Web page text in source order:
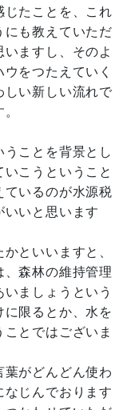
じたことを、これ
にも教えていただ
ますし、そのよ
をつたえていく
しい新しい流れで
ことを背景とし
こうということ
ているのが水源税
いいと思います
といいますと、
森林の維持管理
ましょうという
限るとか、水を
とではございま
がどんどん使わ
じんでおります